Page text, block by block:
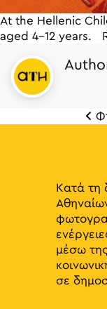
At the Hellenic
aged 4-12 years.
Κατά τη
μέσω
σε